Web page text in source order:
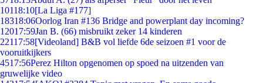
10118:10[La Liga #177]
18318:06Oorlog Iran #136 Bridge and powerplant day incoming?
12017:59Jan B. (66) misbruikt zeker 14 kinderen
22117:58[Videoland] B&B vol liefde 6de seizoen #1 voor de
vooruitkijkers
4517:56Perez Hilton opgenomen op spoed na uitzenden van
gruwelijke video